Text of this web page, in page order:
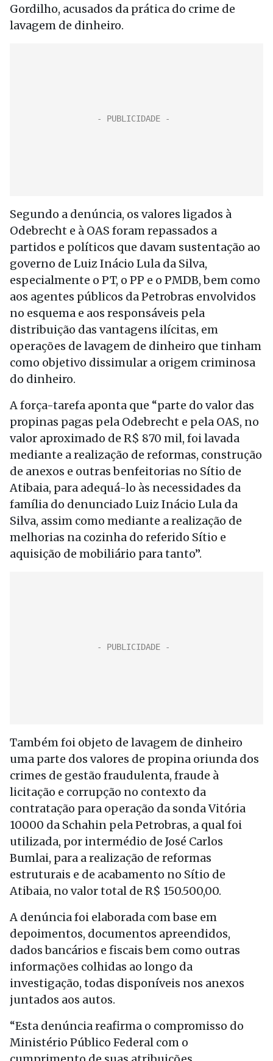
Gordilho, acusados da prática do crime de
lavagem de dinheiro.
Segundo a denúncia, os valores ligados à
Odebrecht e à OAS foram repassados a
partidos e políticos que davam sustentação ao
governo de Luiz Inácio Lula da Silva,
especialmente o PT, o PP e o PMDB, bem como
aos agentes públicos da Petrobras envolvidos
no esquema e aos responsáveis pela
distribuição das vantagens ilícitas, em
operações de lavagem de dinheiro que tinham
como objetivo dissimular a origem criminosa
do dinheiro.
A força-tarefa aponta que “parte do valor das
propinas pagas pela Odebrecht e pela OAS, no
valor aproximado de R$ 870 mil, foi lavada
mediante a realização de reformas, construção
de anexos e outras benfeitorias no Sítio de
Atibaia, para adequá-lo às necessidades da
família do denunciado Luiz Inácio Lula da
Silva, assim como mediante a realização de
melhorias na cozinha do referido Sítio e
aquisição de mobiliário para tanto”.
Também foi objeto de lavagem de dinheiro
uma parte dos valores de propina oriunda dos
crimes de gestão fraudulenta, fraude à
licitação e corrupção no contexto da
contratação para operação da sonda Vitória
10000 da Schahin pela Petrobras, a qual foi
utilizada, por intermédio de José Carlos
Bumlai, para a realização de reformas
estruturais e de acabamento no Sítio de
Atibaia, no valor total de R$ 150.500,00.
A denúncia foi elaborada com base em
depoimentos, documentos apreendidos,
dados bancários e fiscais bem como outras
informações colhidas ao longo da
investigação, todas disponíveis nos anexos
juntados aos autos.
“Esta denúncia reafirma o compromisso do
Ministério Público Federal com o